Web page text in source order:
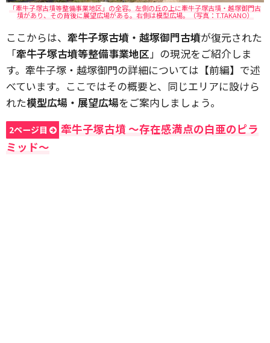
「牽牛子塚古墳等整備事業地区」の全容。左側の丘の上に牽牛子塚古墳・越塚御門古
墳があり、その背後に展望広場がある。右側は模型広場。（写真：T.TAKANO）
ここからは、 牽牛子塚古墳・越塚御門古墳が復元された
「牽牛子塚古墳等整備事業地区」の現況をご紹介しま
す。牽牛子塚・越塚御門の詳細については【前編】で述
べています。ここではその概要と、同じエリアに設けら
れた模型広場・展望広場をご案内しましょう。
2ページ目
牽牛子塚古墳 ～存在感満点の白亜のピラ
ミッド～